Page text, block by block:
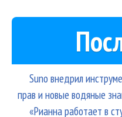
Suno внедрил
прав и новые водяные
«Рианна работает в